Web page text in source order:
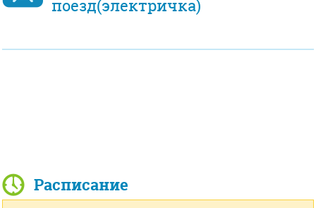
поезд(электричка)
Расписание